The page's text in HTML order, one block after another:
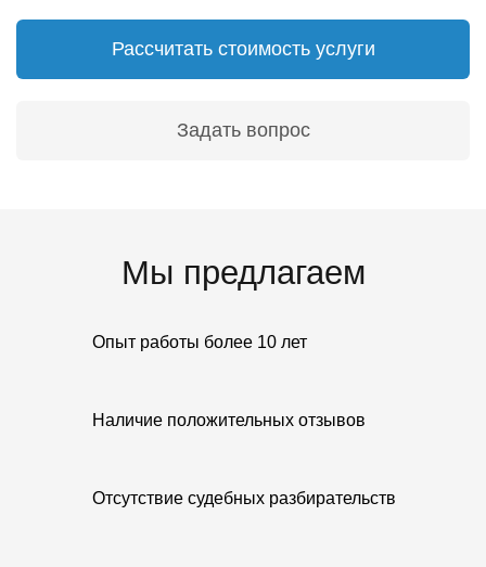
Рассчитать стоимость услуги
Задать вопрос
Мы предлагаем
Опыт работы более 10 лет
Наличие положительных отзывов
Отсутствие судебных разбирательств